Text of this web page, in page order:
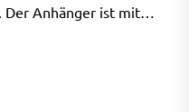
Anhänger ist mit